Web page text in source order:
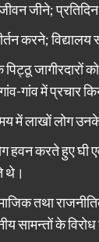
जीने;
करने;
जागीरदारों
गांव में प्रचार
में लाखों लोग उनके
हवन करते हुए घी
थे।
तथा
सामन्तों के